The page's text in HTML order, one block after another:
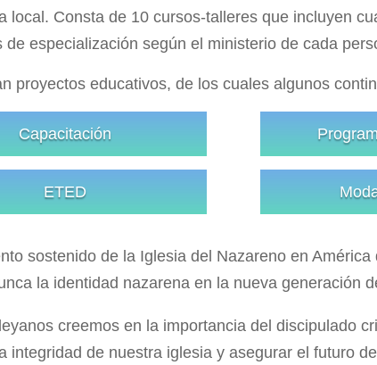
local. Consta de 10 cursos-talleres que incluyen
de especialización según el ministerio de cada
proyectos educativos, de los cuales algunos
Capacitación
ETED
sostenido de la Iglesia del Nazareno en
la identidad nazarena en la nueva generación
creemos en la importancia del discipulado
integridad de nuestra iglesia y asegurar el futuro